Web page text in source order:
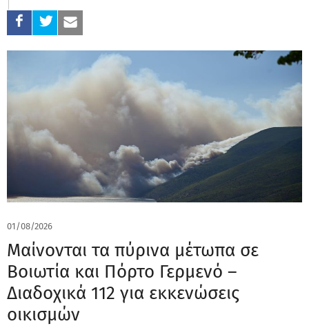
01/08/2026
Μαίνονται τα πύρινα μέτωπα σε
Βοιωτία και Πόρτο Γερμενό –
Διαδοχικά 112 για εκκενώσεις
οικισμών